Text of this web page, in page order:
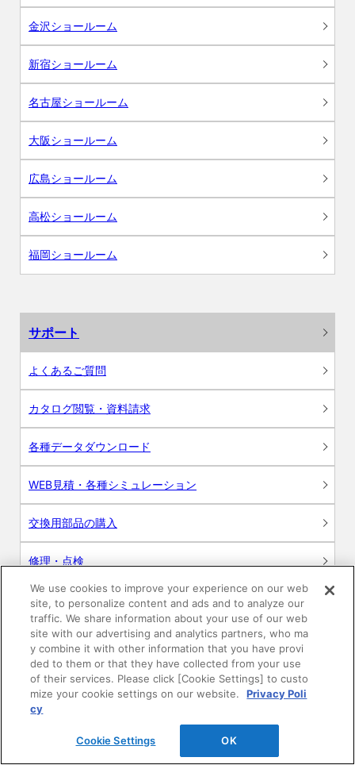
金沢ショールーム
新宿ショールーム
名古屋ショールーム
大阪ショールーム
広島ショールーム
高松ショールーム
福岡ショールーム
サポート
よくあるご質問
カタログ閲覧・資料請求
各種データダウンロード
WEB見積・各種シミュレーション
交換用部品の購入
修理・点検
お問い合わせ
ログイン
建築・設計関係者様向けサイト
ユーザー登録サービス
WEB見積システム
We use cookies to improve your experience on our web
site, to personalize content and ads and to analyze our
traffic. We share information about your use of our web
site with our advertising and analytics partners, who ma
y combine it with other information that you have provi
ded to them or that they have collected from your use
of their services. Please click [Cookie Settings] to custo
mize your cookie settings on our website.
Privacy Poli
cy
Cookie Settings OK